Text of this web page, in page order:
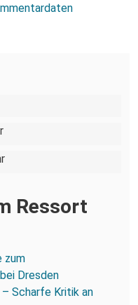
bei
27. Januar in
auf die Idee
Ressort
zum
Dresden
Scharfe Kritik an